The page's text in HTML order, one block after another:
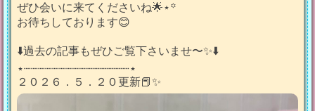
ぜひ会いに来てくださいね🌟⋆꙳
お待ちしております😊
⬇️過去の記事もぜひご覧下さいませ〜✨⬇️
⋆┈┈┈┈┈┈┈┈┈┈┈┈┈┈┈⋆
２０２６．５．２０更新📕✨